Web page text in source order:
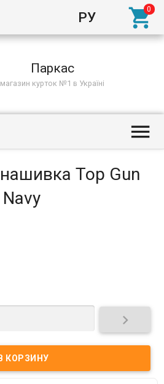
РУ 
Паркас
магазин курток №1 в Україні

Top Gun
